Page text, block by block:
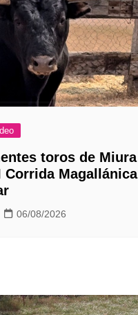
toros de Miura
Corrida Magallánica
06/08/2026